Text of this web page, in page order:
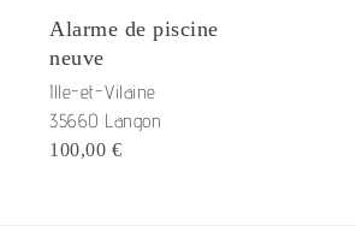
Alarme de piscine
neuve
Ille-et-Vilaine
35660 Langon
100,00 €